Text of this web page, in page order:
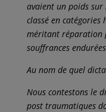
avaient un poids sur
classé en
méritant réparation
souffrances
Au nom de quel
Nous contestons le
post traumatiques